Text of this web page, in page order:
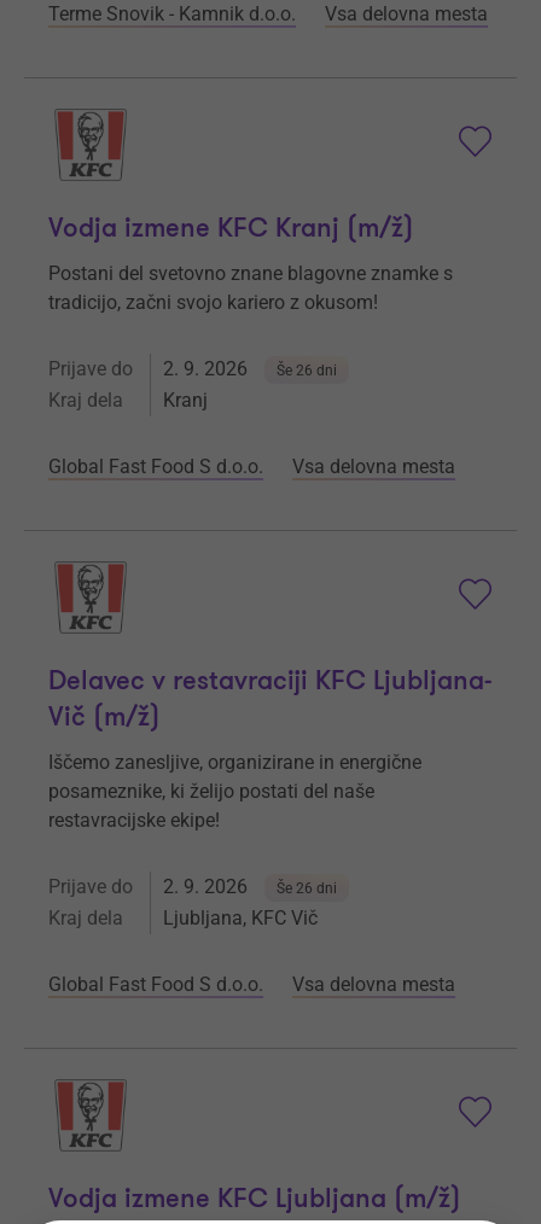
Terme Snovik - Kamnik d.o.o. Vsa delovna mesta
Vodja izmene KFC Kranj (m/ž)
Postani del svetovno znane blagovne znamke s
tradicijo, začni svojo kariero z okusom!
Prijave do 2. 9. 2026 Še 26 dni
Kraj dela Kranj
Global Fast Food S d.o.o. Vsa delovna mesta
Delavec v restavraciji KFC Ljubljana-
Vič (m/ž)
Iščemo zanesljive, organizirane in energične
posameznike, ki želijo postati del naše
restavracijske ekipe!
Prijave do 2. 9. 2026 Še 26 dni
Kraj dela Ljubljana, KFC Vič
Global Fast Food S d.o.o. Vsa delovna mesta
Vodja izmene KFC Ljubljana (m/ž)